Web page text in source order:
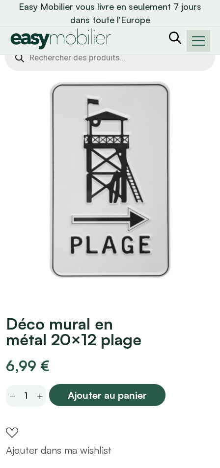
Easy Mobilier vous livre en seulement 7 jours
dans toute l'Europe
Recherche
de
Déco mural en
métal 20×12 plage
6,99 €
Déco
métal
20x12
Ajouter au panier
Ajouter dans ma wishlist